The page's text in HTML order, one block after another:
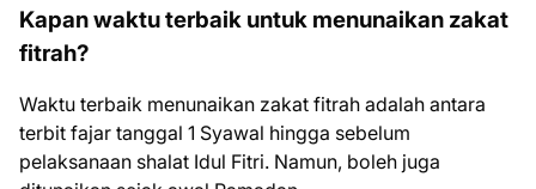
Kapan waktu terbaik untuk menunaikan zakat
fitrah?
Waktu terbaik menunaikan zakat fitrah adalah antara
terbit fajar tanggal 1 Syawal hingga sebelum
pelaksanaan shalat Idul Fitri. Namun, boleh juga